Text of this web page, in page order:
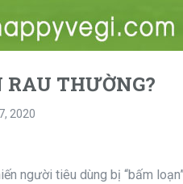
RAU THƯỜNG?
2020
người tiêu dùng bị “bấm